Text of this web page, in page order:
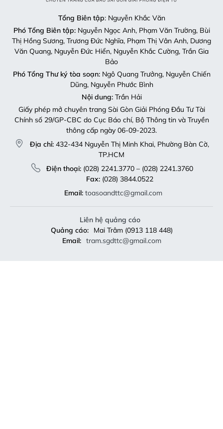
Tổng Biên tập: Nguyễn Khắc Văn
Phó Tổng Biên tập:Nguyễn Ngọc Anh, Phạm Văn Trường, Bùi
Thị Hồng Sương, Trương Đức Nghĩa, Phạm Thị Vân Anh, Dương
Văn Quang, Nguyễn Đức Hiển, Nguyễn Khắc Cường, Trần Gia
Bảo
Phó Tổng Thư ký tòa soạn:Ngô Quang Trưởng, Nguyễn Chiến
Dũng, Nguyễn Phước Bình
Nội dung:Trần Hải
Giấy phép mở chuyên trang Sài Gòn Giải Phóng Đầu Tư Tài
Chính số 29/GP-CBC do Cục Báo chí, Bộ Thông tin và Truyền
thông cấp ngày 06-09-2023.
Địa chỉ: 432-434 Nguyễn Thị Minh Khai, Phường Bàn Cờ,
TP.HCM
Điện thoại:(028) 2241.3770 – (028) 2241.3760
Fax:(028) 3844.0522
Email: toasoandttc@gmail.com
Liên hệ quảng cáo
Quảng cáo:
Mai Trâm (0913 118 448)
Email: tram.sgdttc@gmail.com